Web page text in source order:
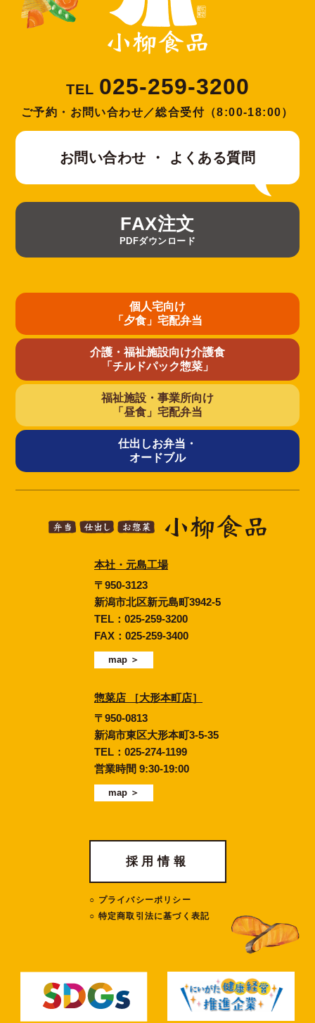
TEL 025-259-3200
ご予約・お問い合わせ／総合受付（8:00-18:00）
お問い合わせ ・ よくある質問
FAX注文
PDFダウンロード
個人宅向け
「夕食」宅配弁当
介護・福祉施設向け介護食
「チルドパック惣菜」
福祉施設・事業所向け
「昼食」宅配弁当
仕出しお弁当・
オードブル
本社・元島工場
〒950-3123
新潟市北区新元島町3942-5
TEL： 025-259-3200
FAX：025-259-3400
map ＞
惣菜店 ［大形本町店］
〒950-0813
新潟市東区大形本町3-5-35
TEL： 025-274-1199
営業時間 9:30-19:00
map ＞
採用情報
プライバシーポリシー
特定商取引法に基づく表記